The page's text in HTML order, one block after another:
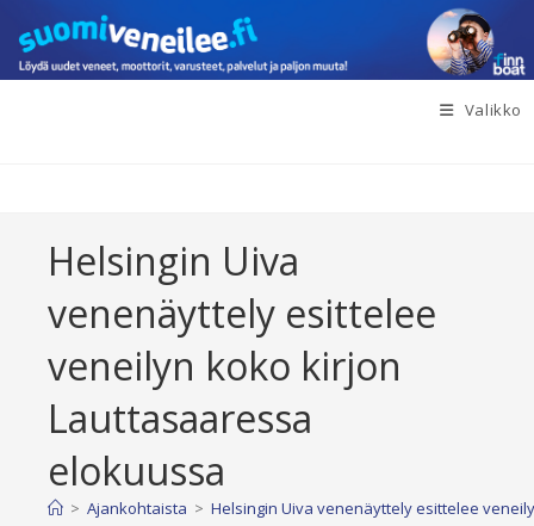
suoraan
sisältöön
Valikko
Helsingin Uiva
venenäyttely esittelee
veneilyn koko kirjon
Lauttasaaressa
elokuussa
> Ajankohtaista > Helsingin Uiva venenäyttely esittelee